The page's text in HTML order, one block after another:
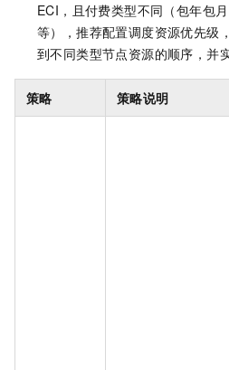
ECI，且付费类型不同（包年包
等），推荐配置调度资源优先级
到不同类型节点资源的顺序，并
策略 策略说明